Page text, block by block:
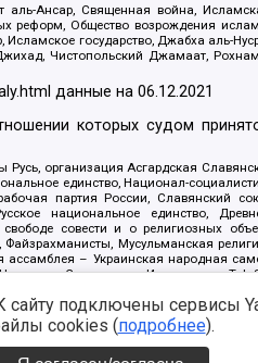
Ансар, Священная война,
реформ, Общество возрождения
государство, Джабха
Чистопольский Джамаат,
данные на06.12.2021
которых судом
организация Асгардская
единство, Национал-
партия России, Славянский
национальное единство,
совести и о религиозных
Мусульманская
– Украинская народная
Социальная Инициатива,
Молодежная правозащитная
Русь, Арестантское
Фонд защиты прав граждан, Штабы
сайту подключены сервисы
cookies (подробнее).